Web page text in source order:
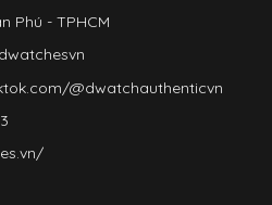
Phú - TPHCM
@dwatchauthenticvn